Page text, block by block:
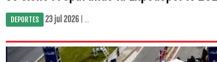
DEPORTES 23 jul 2026 | ...